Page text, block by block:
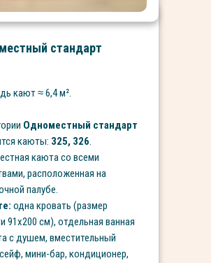
кают≈ 6,4м².
Одноместный стандарт
каюты: 325, 326.
каюта со всеми
расположенная на
палубе.
одна кровать (размер
91х200 см), отдельная ванная
с душем, вместительный
мини-бар, кондиционер,
стандарт